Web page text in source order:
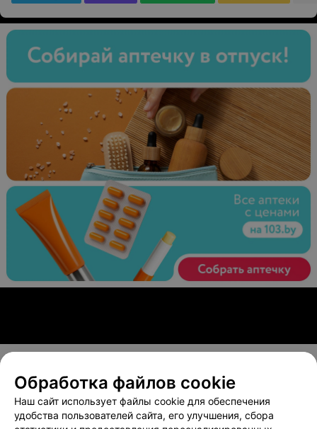
О проекте Новости проекта
Вакансии
Публичный договор
Способы оплаты
Обработка файлов cookie
Наш сайт использует файлы cookie для обеспечения
удобства пользователей сайта, его улучшения, сбора